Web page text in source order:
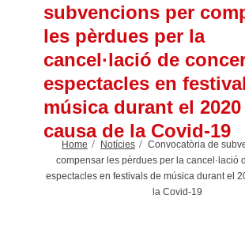
subvencions per
les pèrdues per la
cancel·lació de
espectacles en
música durant el 2020
causa de la Covid-19
Home Notícies
Convocatòria de
compensar les pèrdues per la cancel·lació
espectacles en festivals de música durant el
la Covid-19